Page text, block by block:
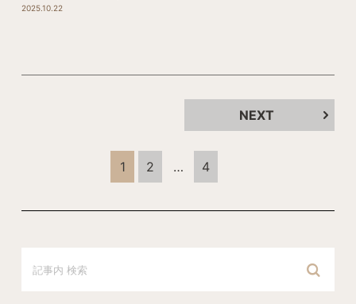
2025.10.22
1 2 … 4
NEXT